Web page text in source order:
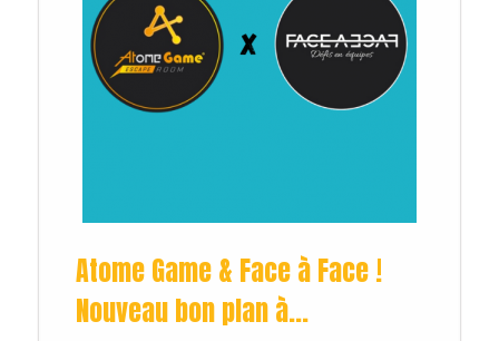
Atome Game & Face à Face !
Nouveau bon plan à...